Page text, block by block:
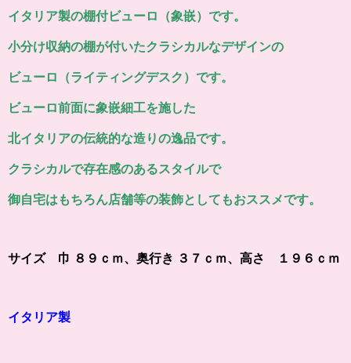
イタリア製の棚付ビューロ（象嵌）です。
小分け収納の棚が付いたクラシカルなデザインの
ビューロ（ライティングデスク）です。
ビューロ前面に象嵌細工を施した
北イタリアの伝統的な造りの逸品です。
クラシカルで存在感のあるスタイルで
御自宅はもちろん店舗等の装飾としてもおススメです。
サイズ 巾 ８９ｃｍ、奥行き ３７ｃｍ、高さ １９６ｃｍ
イタリア製